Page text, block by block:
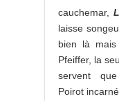
cauchemar,
laisse
bien là mais
Pfeiffer, la
servent
Poirot